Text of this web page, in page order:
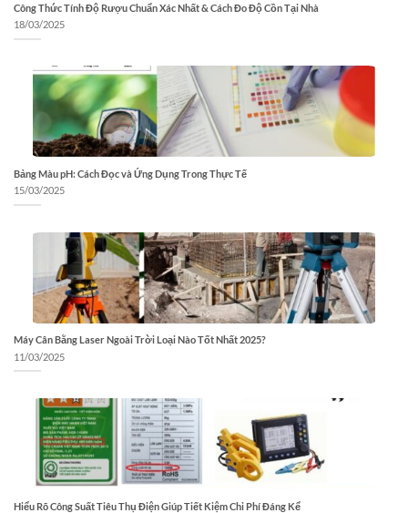
Công Thức Tính Độ Rượu Chuẩn Xác Nhất & Cách Đo Độ Cồn Tại Nhà
18/03/2025
Bảng Màu pH: Cách Đọc và Ứng Dụng Trong Thực Tế
15/03/2025
Máy Cân Bằng Laser Ngoài Trời Loại Nào Tốt Nhất 2025?
11/03/2025
Hiểu Rõ Công Suất Tiêu Thụ Điện Giúp Tiết Kiệm Chi Phí Đáng Kể